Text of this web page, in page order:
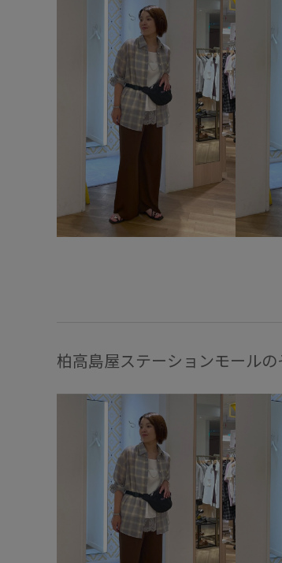
柏高島屋ステーションモール